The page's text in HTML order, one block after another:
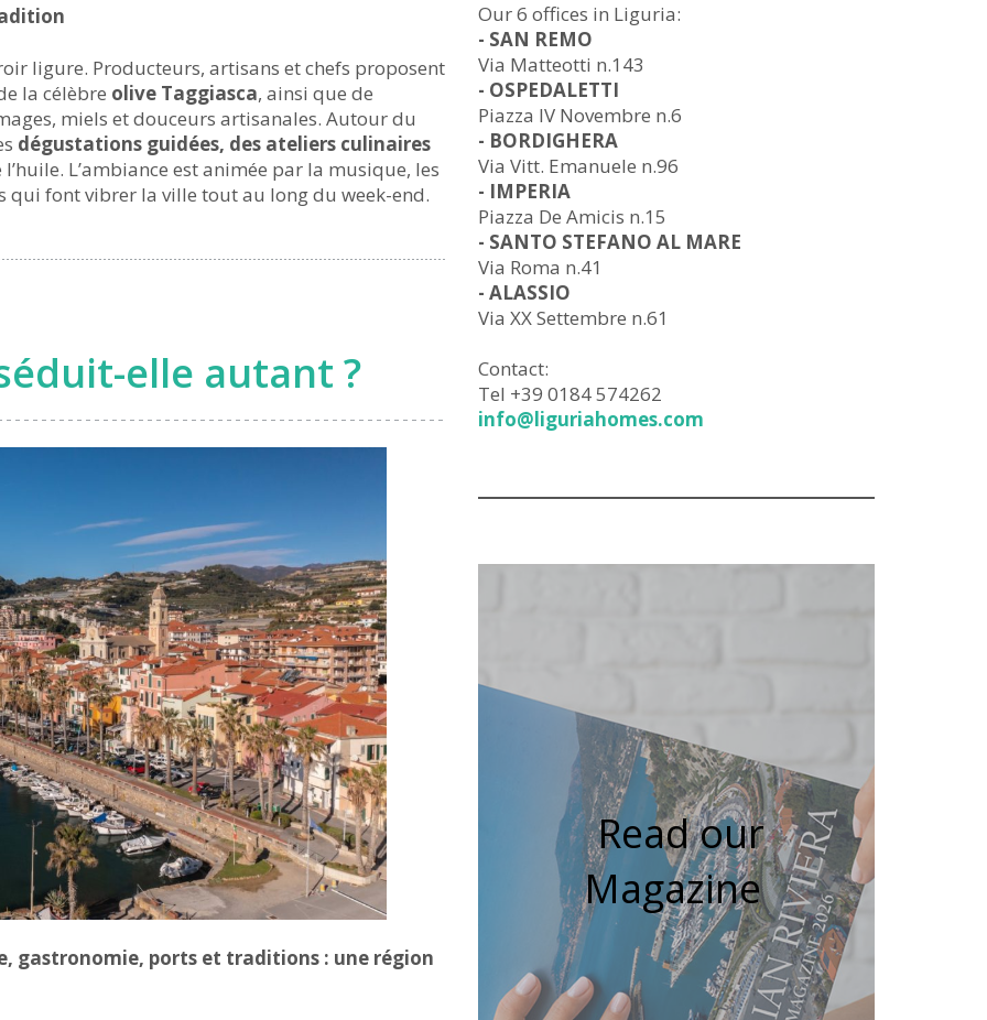
ligure. Producteurs, artisans et chefs proposent
la célèbre olive Taggiasca, ainsi que de
miels et douceurs artisanales. Autour du
dégustations guidées, des ateliers culinaires
L’ambiance est animée par la musique, les
qui font vibrer la ville tout au long du week-end.
elle autant ?
gastronomie, ports et traditions : une région
Our 6 offices in Liguria:
- SAN REMO
Via Matteotti n.143
- OSPEDALETTI
Piazza IV Novembre n.6
- BORDIGHERA
Via Vitt. Emanuele n.96
- IMPERIA
Piazza De Amicis n.15
- SANTO STEFANO AL MARE
Via Roma n.41
- ALASSIO
Via XX Settembre n.61
Contact:
Tel +39 0184 574262
info@liguriahomes.com
Read our
Magazine